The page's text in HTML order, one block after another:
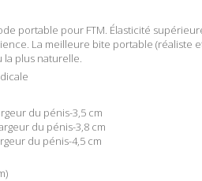
portable pour FTM. Élasticité
La meilleure bite portable (réaliste
plus naturelle.
du pénis-3,5 cm
du pénis-3,8 cm
du pénis-4,5 cm